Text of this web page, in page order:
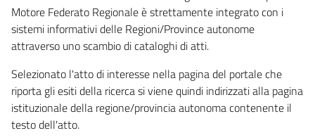
Motore Federato Regionale è strettamente integrato con i
sistemi informativi delle Regioni/Province autonome
attraverso uno scambio di cataloghi di atti.
Selezionato l'atto di interesse nella pagina del portale che
riporta gli esiti della ricerca si viene quindi indirizzati alla pagina
istituzionale della regione/provincia autonoma contenente il
testo dell'atto.